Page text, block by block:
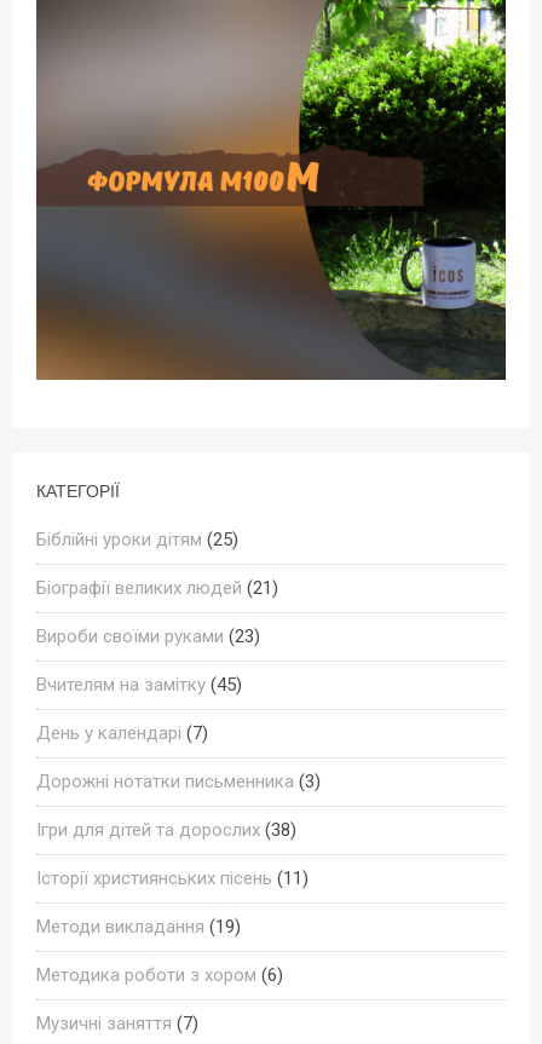
КАТЕГОРІЇ
Біблійні уроки дітям (25)
Біографії великих людей (21)
Вироби своїми руками (23)
Вчителям на замітку (45)
День у календарі (7)
Дорожні нотатки письменника (3)
Ігри для дітей та дорослих (38)
Історії християнських пісень (11)
Методи викладання (19)
Методика роботи з хором (6)
Музичні заняття (7)